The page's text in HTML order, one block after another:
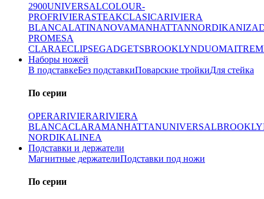
2900UNIVERSALCOLOUR-
PROFRIVIERASTEAKCLASICARIVIERA
BLANCALATINANOVAMANHATTANNORDIKANIZA
PROMESA
CLARAECLIPSEGADGETSBROOKLYNDUOMAITRE
Наборы ножей
В подставкеБез подставкиПоварские тройкиДля стейка
По серии
OPERARIVIERARIVIERA
BLANCACLARAMANHATTANUNIVERSAL
NORDIKALINEA
Подставки и держатели
Магнитные держателиПодставки под ножи
По серии